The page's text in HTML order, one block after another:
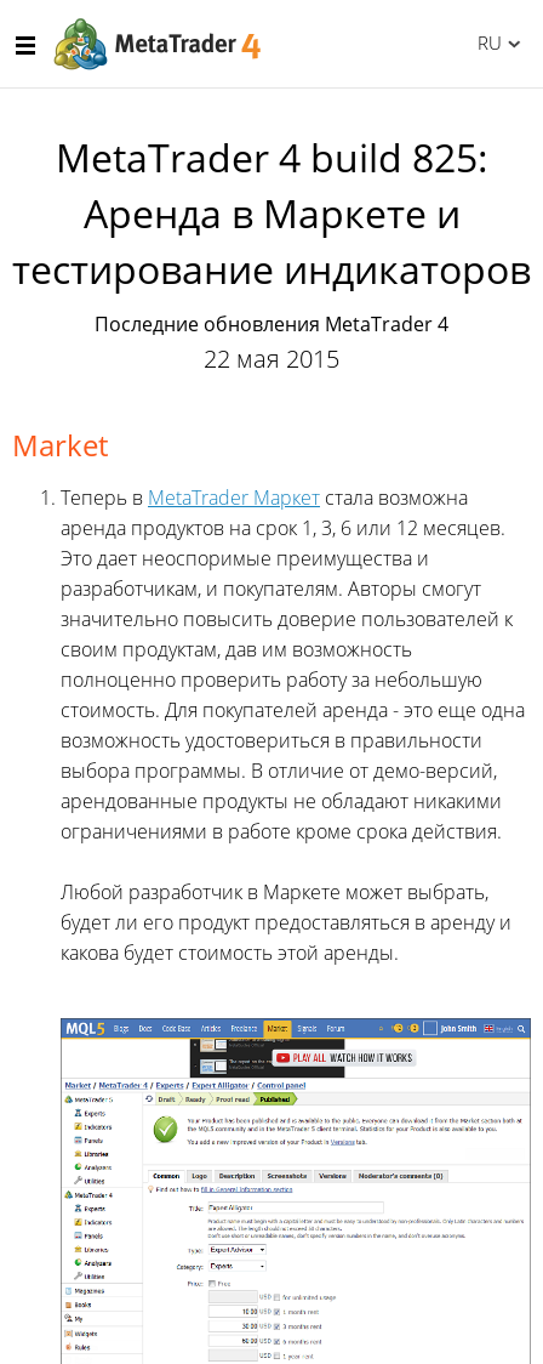
RU
MetaTrader 4 build 825:
Аренда в Маркете и
тестирование индикаторов
Последние обновления MetaTrader 4
22 мая 2015
Market
Теперь в MetaTrader Маркет стала возможна
аренда продуктов на срок 1, 3, 6 или 12 месяцев.
Это дает неоспоримые преимущества и
разработчикам, и покупателям. Авторы смогут
значительно повысить доверие пользователей к
своим продуктам, дав им возможность
полноценно проверить работу за небольшую
стоимость. Для покупателей аренда - это еще одна
возможность удостовериться в правильности
выбора программы. В отличие от демо-версий,
арендованные продукты не обладают никакими
ограничениями в работе кроме срока действия.
Любой разработчик в Маркете может выбрать,
будет ли его продукт предоставляться в аренду и
какова будет стоимость этой аренды.